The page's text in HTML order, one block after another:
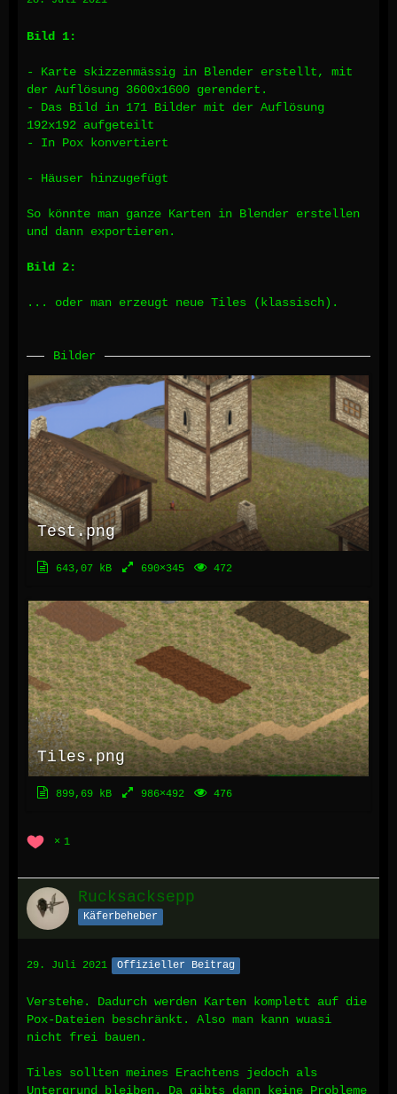
Bild 1:
- Karte skizzenmässig in Blender erstellt, mit
der Auflösung 3600x1600 gerendert.
- Das Bild in 171 Bilder mit der Auflösung
192x192 aufgeteilt
- In Pox konvertiert
- Häuser hinzugefügt
So könnte man ganze Karten in Blender erstellen
und dann exportieren.
Bild 2:
... oder man erzeugt neue Tiles (klassisch).
Bilder
Test.png
643,07 kB 690×345 472
Tiles.png
899,69 kB 986×492 476
1
Rucksacksepp
Käferbeheber
29. Juli 2021 Offizieller Beitrag
Verstehe. Dadurch werden Karten komplett auf die
Pox-Dateien beschränkt. Also man kann wuasi
nicht frei bauen.
Tiles sollten meines Erachtens jedoch als
Untergrund bleiben. Da gibts dann keine Probleme